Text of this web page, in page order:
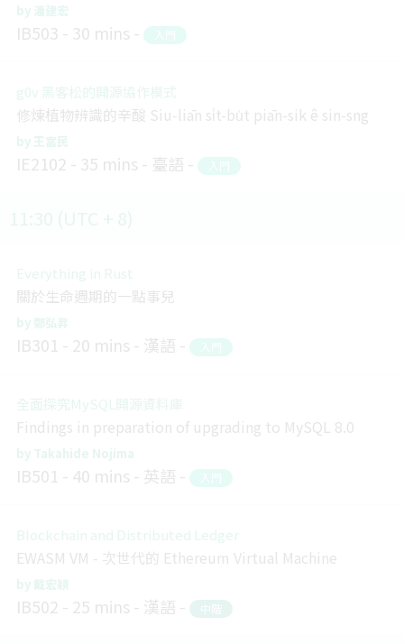
潘建宏
IB503 30 mins 入門
g0v 黑客松的開源協作模式
修煉植物辨識的辛酸 Siu-liān si̍t-bu̍t piān-sik ê sin-sng
王富民
IE2102 35 mins 臺語 入門
Everything in Rust
關於生命週期的一點事兒
鄭弘昇
IB301 20 mins 漢語 入門
全面探究MySQL開源資料庫
Findings in preparation of upgrading to MySQL 8.0
Takahide Nojima
IB501 40 mins 英語 入門
Blockchain and Distributed Ledger
EWASM VM - 次世代的 Ethereum Virtual Machine
戴宏穎
IB502 25 mins 漢語 中階